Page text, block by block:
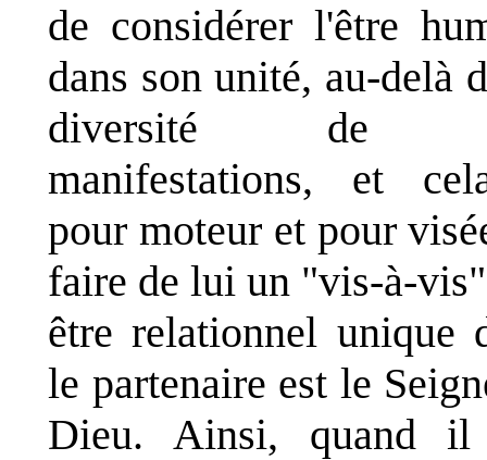
de considérer l'être
dans son unité, au-delà
diversité de
manifestations, et
pour moteur et pour
faire de lui un "vis-à-
être relationnel unique
le partenaire est le
Dieu. Ainsi, quand il